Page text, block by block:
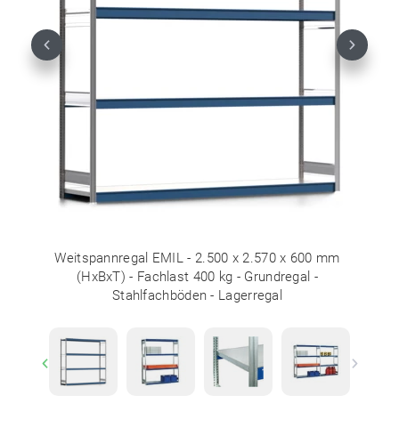
Weitspannregal EMIL - 2.500 x 2.570 x 600 mm
(HxBxT) - Fachlast 400 kg - Grundregal -
Stahlfachböden - Lagerregal
Previous Next
Previous Next